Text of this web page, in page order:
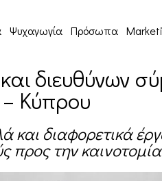
Ψυχαγωγία Πρόσωπα
διευθύνων
– Κύπρου
και διαφορετικά
προς την